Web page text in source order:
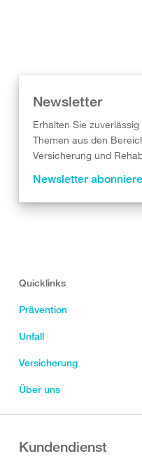
Newsletter
Erhalten Sie
Themen aus den
Versicherung und
Newsletter
Quicklinks
Prävention
Unfall
Versicherung
Über uns
Kundendienst